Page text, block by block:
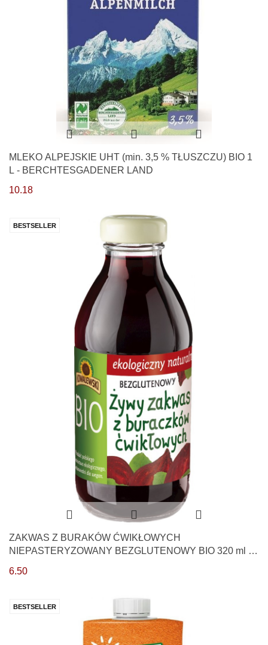
MLEKO ALPEJSKIE UHT (min. 3,5 % TŁUSZCZU) BIO 1
L - BERCHTESGADENER LAND
10.18
BESTSELLER
ZAKWAS Z BURAKÓW ĆWIKŁOWYCH
NIEPASTERYZOWANY BEZGLUTENOWY BIO 320 ml -
6.50
BESTSELLER